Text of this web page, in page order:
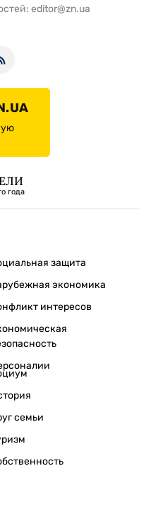
editor@zn.ua
года
защита
экономика
интересов
семьи